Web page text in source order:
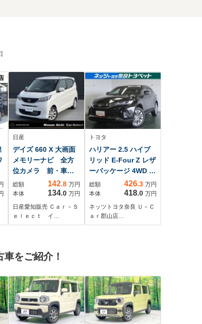
日産
デイズ 660 X 大画面
メモリーナビ 全方
位カメラ 前・車内
ドラレコ ETC2.0
当社社用車アップ
フロアマット エマ
ージェンシーブレー
キ
総額 142.8 万円
本体
134.0 万円
日産愛知販売 Ｃａｒ－Ｓ
ｅｌｅｃｔ イ…
トヨタ
ハリアー 2.5 ハイブ
リッド E-Four Z レザ
ーパッケージ 4WD 全
周囲カメラ 電動リア
ゲート シートヒータ
ー
総額 426.3 万円
本体
418.0 万円
ネッツトヨタ奈良 Ｕ－Ｃ
ａｒ郡山店…
をご紹介！